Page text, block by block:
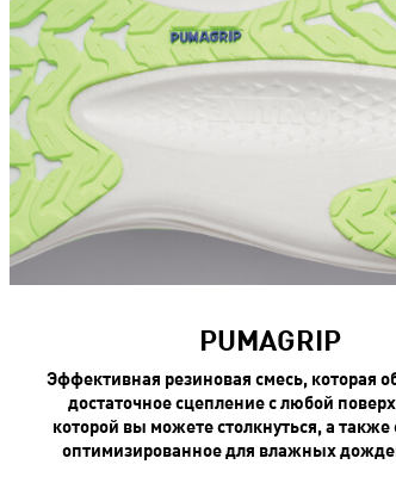
PUMAGRIP
Эффективная резиновая смесь, которая
достаточное сцепление с любой
которой вы можете столкнуться, а
оптимизированное для влажных